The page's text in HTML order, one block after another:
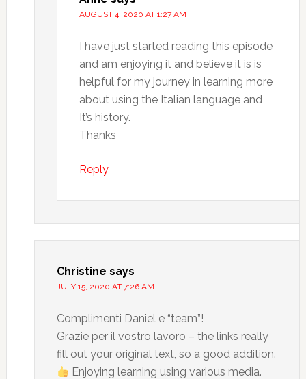
AUGUST 4, 2020 AT 1:27 AM
I have just started reading this episode
and am enjoying it and believe it is is
helpful for my journey in learning more
about using the Italian language and
It’s history.
Thanks
Reply
Christine says
JULY 15, 2020 AT 7:26 AM
Complimenti Daniel e “team”!
Grazie per il vostro lavoro – the links really
fill out your original text, so a good addition.
Enjoying learning using various media.